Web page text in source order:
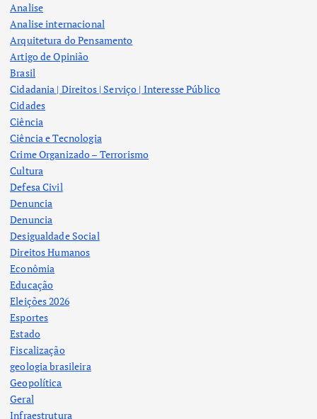
Analise
Analise internacional
Arquitetura do Pensamento
Artigo de Opinião
Brasil
Cidadania | Direitos | Serviço | Interesse Público
Cidades
Ciência
Ciência e Tecnologia
Crime Organizado – Terrorismo
Cultura
Defesa Civil
Denuncia
Denuncia
Desigualdade Social
Direitos Humanos
Econômia
Educação
Eleições 2026
Esportes
Estado
Fiscalização
geologia brasileira
Geopolítica
Geral
Infraestrutura